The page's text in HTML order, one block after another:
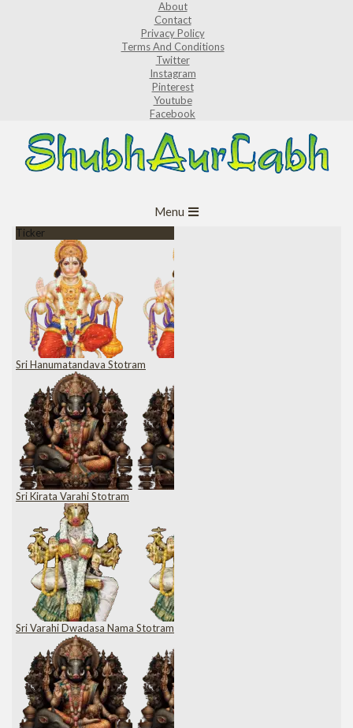
About
Contact
Privacy Policy
Terms And Conditions
Twitter
Instagram
Pinterest
Youtube
Facebook
Navigation
Menu
Ticker
Sri Hanumatandava Stotram
Sri Kirata Varahi Stotram
Sri Varahi Dwadasa Nama Stotram